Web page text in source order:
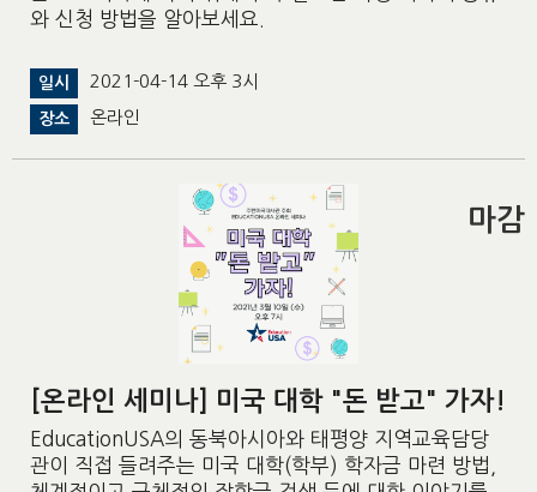
와 신청 방법을 알아보세요.
일시 2021-04-14 오후 3시
장소 온라인
[온라인 세미나] 미국 대학 "돈 받고" 가자!
EducationUSA의 동북아시아와 태평양 지역교육담당
관이 직접 들려주는 미국 대학(학부) 학자금 마련 방법,
마감